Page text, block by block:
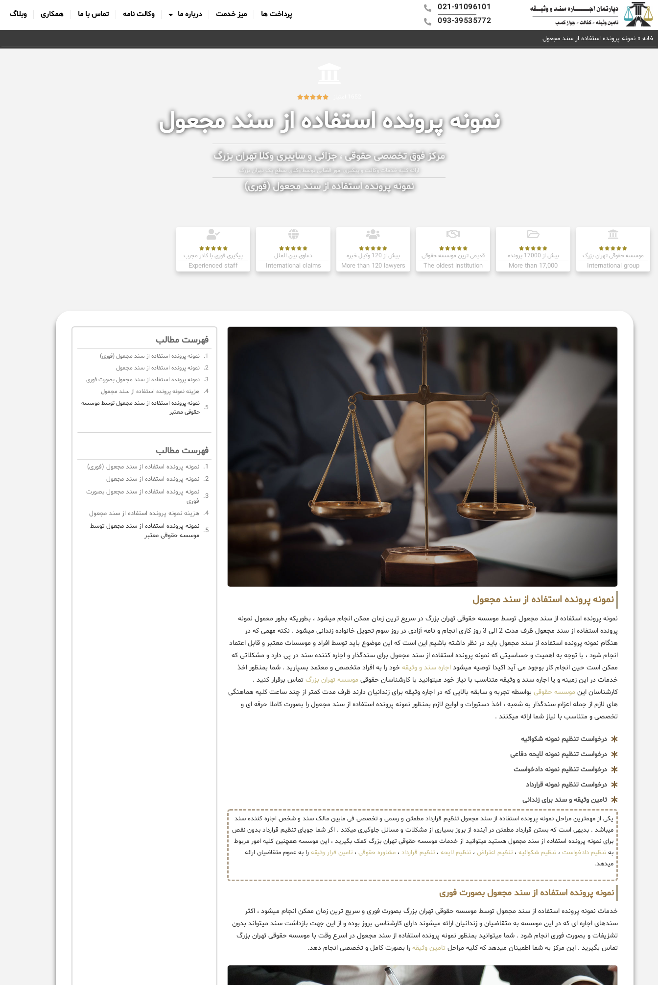
021-91096101
093-39535772
پرداخت ها میز خدمت درباره ما وکالت نامه تماس با ما همکاری وبلاگ
خانه » نمونه پرونده استفاده از سند مجعول





نمونه پرونده استفاده از سند مجعول
مرکز فوق تخصصی حقوقی ، جزائی و سایبری وکلا تهران بزرگ
ارائه کلیه خدمات وکالت و پیگیری امور قضایی توسط وکلای سطح یک تهران بزرگ
نمونه پرونده استفاده از سند مجعول (فوری)





موسسه حقوقی تهران بزرگ
International group





بیش از 17000 پرونده
More than 17,000





قدیمی ترین موسسه حقوقی
The oldest institution





بیش از 120 وکیل خبره
More than 120 lawyers





دعاوی بین الملل
International claims





پیگیری فوری با کادر مجرب
Experienced staff
نمونه پرونده استفاده از سند مجعول
نمونه پرونده استفاده از سند مجعول توسط موسسه حقوقی تهران بزرگ در سریع ترین زمان ممکن انجام میشود ، بطوریکه بطور معمول نمونه
پرونده استفاده از سند مجعول ظرف مدت 2 الی 3 روز کاری انجام و نامه آزادی در روز سوم تحویل خانواده زندانی میشود . نکته مهمی که در
هنگام نمونه پرونده استفاده از سند مجعول باید در نظر داشته باشیم این است که این موضوع باید توسط افراد و موسسات معتبر و قابل اعتماد
انجام شود ، با توجه به اهمیت و حساسیتی که نمونه پرونده استفاده از سند مجعول برای سندگذار و اجاره کننده سند در پی دارد و مشکلاتی که
ممکن است حین انجام کار بوجود می آید اکیدا توصیه میشود اجاره سند و وثیقه خود را به افراد متخصص و معتمد بسپارید . شما بمنظور اخذ
خدمات در این زمینه و یا اجاره سند و وثیقه متناسب با نیاز خود میتوانید با کارشناسان حقوقی موسسه تهران بزرگ تماس برقرار کنید .
کارشناسان این موسسه حقوقی بواسطه تجربه و سابقه بالایی که در اجاره وثیقه برای زندانیان دارند ظرف مدت کمتر از چند ساعت کلیه هماهنگی
های لازم از جمله اعزام سندگذار به شعبه ، اخذ دستورات و لوایح لازم بمنظور نمونه پرونده استفاده از سند مجعول را بصورت کاملا حرفه ای و
تخصصی و متناسب با نیاز شما ارائه میکنند .
درخواست تنظیم نمونه شکوائیه
درخواست تنظیم نمونه لایحه دفاعی
درخواست تنظیم نمونه دادخواست
درخواست تنظیم نمونه قرارداد
تامین وثیقه و سند برای زندانی
یکی از مهمترین مراحل نمونه پرونده استفاده از سند مجعول تنظیم قرارداد مطمئن و رسمی و تخصصی فی مابین مالک سند و شخص اجاره کننده سند
میباشد . بدیهی است که بستن قرارداد مطمئن در آینده از بروز بسیاری از مشکلات و مسائل جلوگیری میکند . اگر شما جویای تنظیم قرارداد بدون نقص
برای نمونه پرونده استفاده از سند مجعول هستید میتوانید از خدمات موسسه حقوقی تهران بزرگ کمک بگیرید ، این موسسه همچنین کلیه امور مربوط
به تنظیم دادخواست ، تنظیم شکوائیه ، تنظیم اعتراض ، تنظیم لایحه ، تنظیم قرارداد ، مشاوره حقوقی ، تامین قرار وثیقه را به عموم متقاضیان ارائه
میدهد.
نمونه پرونده استفاده از سند مجعول بصورت فوری
خدمات نمونه پرونده استفاده از سند مجعول توسط موسسه حقوقی تهران بزرگ بصورت فوری و سریع ترین زمان ممکن انجام میشود ، اکثر
سندهای اجاره ای که در این موسسه به متقاضیان و زندانیان ارائه میشوند دارای کارشناسی بروز بوده و از این جهت بازداشت سند میتواند بدون
تشزیفات و بصورت فوری انجام شود . شما میتوانید بمنظور نمونه پرونده استفاده از سند مجعول در اسرع وقت با موسسه حقوقی تهران بزرگ
تماس بگیرید . این مرکز به شما اطمینان میدهد که کلیه مراحل تامین وثیقه را بصورت کامل و تخصصی انجام دهد.
فهرست مطالب
نمونه پرونده استفاده از سند مجعول (فوری)
نمونه پرونده استفاده از سند مجعول
نمونه پرونده استفاده از سند مجعول بصورت فوری
هزینه نمونه پرونده استفاده از سند مجعول
نمونه پرونده استفاده از سند مجعول توسط موسسه
حقوقی معتبر
فهرست مطالب
نمونه پرونده استفاده از سند مجعول (فوری)
نمونه پرونده استفاده از سند مجعول
نمونه پرونده استفاده از سند مجعول بصورت
فوری
هزینه نمونه پرونده استفاده از سند مجعول
نمونه پرونده استفاده از سند مجعول توسط
موسسه حقوقی معتبر